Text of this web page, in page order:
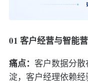
01 客户经营与智能
痛点： 客户数据分
淀，客户经理依赖经